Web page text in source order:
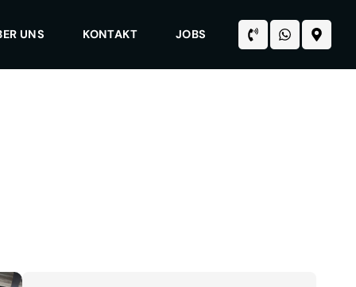
UNS KONTAKT JOBS